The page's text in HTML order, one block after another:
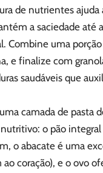
de nutrientes
a saciedade
Combine uma
e finalize com
saudáveis que
camada de pasta
o pão
o abacate é uma
coração), e o ovo